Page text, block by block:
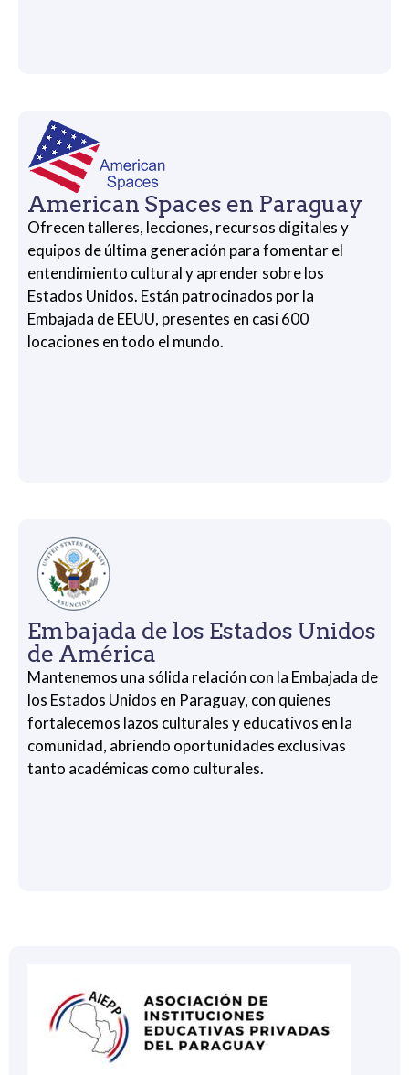
American Spaces en Paraguay
Ofrecen talleres, lecciones, recursos digitales y
equipos de última generación para fomentar el
entendimiento cultural y aprender sobre los
Estados Unidos. Están patrocinados por la
Embajada de EEUU, presentes en casi 600
locaciones en todo el mundo.
Embajada de los Estados Unidos
de América
Mantenemos una sólida relación con la Embajada de
los Estados Unidos en Paraguay, con quienes
fortalecemos lazos culturales y educativos en la
comunidad, abriendo oportunidades exclusivas
tanto académicas como culturales.